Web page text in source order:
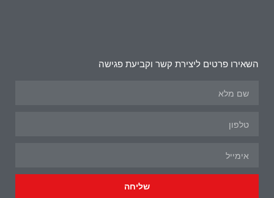
השאירו פרטים ליצירת קשר וקביעת פגישה
שליחה